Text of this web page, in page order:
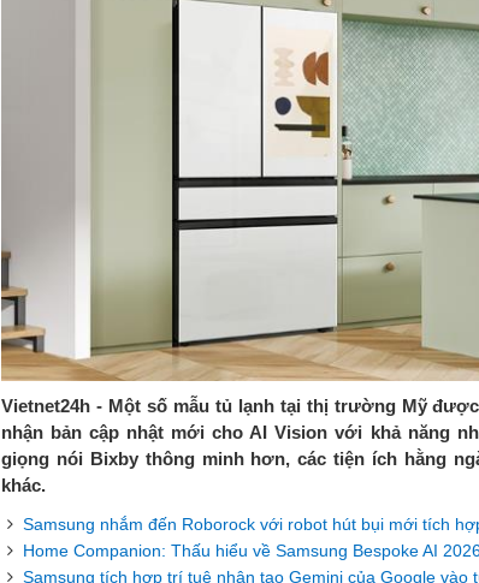
Vietnet24h - Một số mẫu tủ lạnh tại thị trường Mỹ
nhận bản cập nhật mới cho AI Vision với khả năng
giọng nói Bixby thông minh hơn, các tiện ích hằng
khác.
Samsung nhắm đến Roborock với robot hút bụi mới tích
Home Companion: Thấu hiểu về Samsung Bespoke AI
Samsung tích hợp trí tuệ nhân tạo Gemini của Google vào